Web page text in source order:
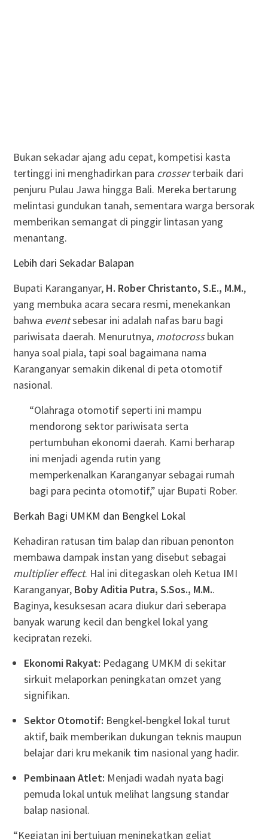
Bukan sekadar ajang adu cepat, kompetisi kasta
tertinggi ini menghadirkan para crosserterbaik dari
penjuru Pulau Jawa hingga Bali. Mereka bertarung
melintasi gundukan tanah, sementara warga bersorak
memberikan semangat di pinggir lintasan yang
menantang.
Lebih dari Sekadar Balapan
Bupati Karanganyar, H. Rober Christanto, S.E., M.M.,
yang membuka acara secara resmi, menekankan
bahwa eventsebesar ini adalah nafas baru bagi
pariwisata daerah. Menurutnya, motocrossbukan
hanya soal piala, tapi soal bagaimana nama
Karanganyar semakin dikenal di peta otomotif
nasional.
“Olahraga otomotif seperti ini mampu
mendorong sektor pariwisata serta
pertumbuhan ekonomi daerah. Kami berharap
ini menjadi agenda rutin yang
memperkenalkan Karanganyar sebagai rumah
bagi para pecinta otomotif,” ujar Bupati Rober.
Berkah Bagi UMKM dan Bengkel Lokal
Kehadiran ratusan tim balap dan ribuan penonton
membawa dampak instan yang disebut sebagai
multiplier effect. Hal ini ditegaskan oleh Ketua IMI
Karanganyar, Boby Aditia Putra, S.Sos., M.M..
Baginya, kesuksesan acara diukur dari seberapa
banyak warung kecil dan bengkel lokal yang
kecipratan rezeki.
Ekonomi Rakyat: Pedagang UMKM di sekitar
sirkuit melaporkan peningkatan omzet yang
signifikan.
Sektor Otomotif: Bengkel-bengkel lokal turut
aktif, baik memberikan dukungan teknis maupun
belajar dari kru mekanik tim nasional yang hadir.
Pembinaan Atlet: Menjadi wadah nyata bagi
pemuda lokal untuk melihat langsung standar
balap nasional.
“Kegiatan ini bertujuan meningkatkan geliat